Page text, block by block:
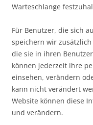
Warteschlange
Für Benutzer, die sich
speichern wir
die sie in ihren
können jederzeit ihre
einsehen, verändern
kann nicht verändert
Website können diese
und verändern.